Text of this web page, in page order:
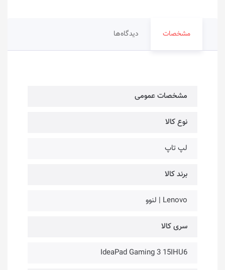
مشخصات دیدگاه‌ها
مشخصات عمومی
نوع کالا
لپ تاپ
برند کالا
Lenovo | لنوو
سری کالا
IdeaPad Gaming 3 15IHU6